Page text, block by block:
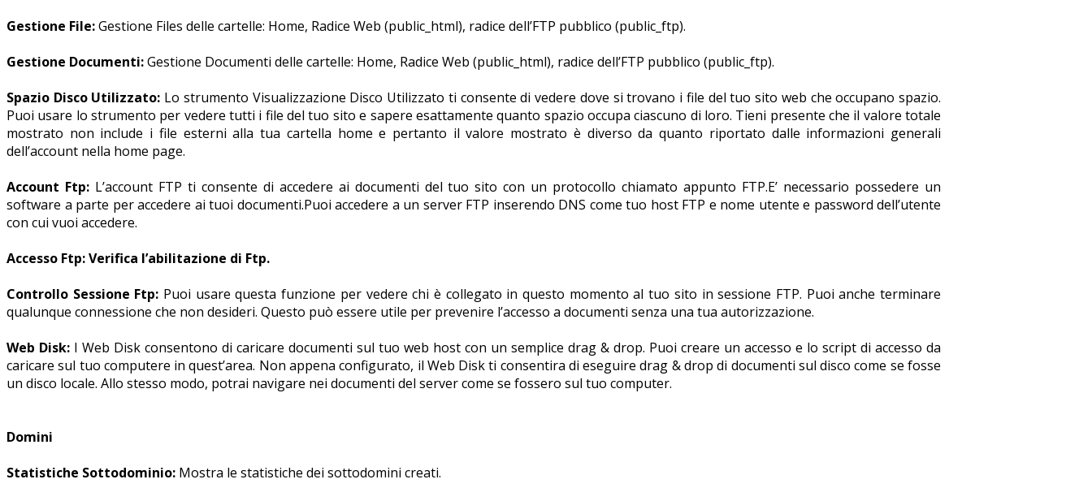
Gestione File:Gestione Files delle cartelle: Home, Radice Web (public_html), radice dell’FTP pubblico (public_ftp).
Gestione Documenti:Gestione Documenti delle cartelle: Home, Radice Web (public_html), radice dell’FTP pubblico (public_ftp).
Spazio Disco Utilizzato: Lo strumento Visualizzazione Disco Utilizzato ti consente di vedere dove si trovano i file del tuo sito web che occupano spazio.
Puoi usare lo strumento per vedere tutti i file del tuo sito e sapere esattamente quanto spazio occupa ciascuno di loro. Tieni presente che il valore totale
mostrato non include i file esterni alla tua cartella home e pertanto il valore mostrato è diverso da quanto riportato dalle informazioni generali
dell’account nella home page.
Account Ftp:L’account FTP ti consente di accedere ai documenti del tuo sito con un protocollo chiamato appunto FTP.E’ necessario possedere un
software a parte per accedere ai tuoi documenti.Puoi accedere a un server FTP inserendo DNS come tuo host FTP e nome utente e password dell’utente
con cui vuoi accedere.
Accesso Ftp: Verifica l’abilitazione di Ftp.
Controllo Sessione Ftp: Puoi usare questa funzione per vedere chi è collegato in questo momento al tuo sito in sessione FTP. Puoi anche terminare
qualunque connessione che non desideri. Questo può essere utile per prevenire l’accesso a documenti senza una tua autorizzazione.
Web Disk: I Web Disk consentono di caricare documenti sul tuo web host con un semplice drag & drop. Puoi creare un accesso e lo script di accesso da
caricare sul tuo computere in quest’area. Non appena configurato, il Web Disk ti consentira di eseguire drag & drop di documenti sul disco come se fosse
un disco locale. Allo stesso modo, potrai navigare nei documenti del server come se fossero sul tuo computer.
Domini
Statistiche Sottodominio: Mostra le statistiche dei sottodomini creati.